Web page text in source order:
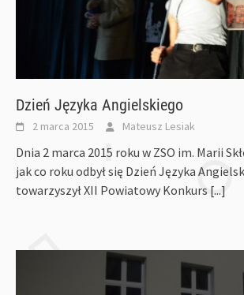
Dzień Języka Angielskiego
2 marca 2015 Mateusz Lesiak
Dnia 2 marca 2015 roku w ZSO im. Marii
jak co roku odbył się Dzień Języka
towarzyszył XII Powiatowy Konkurs [...]